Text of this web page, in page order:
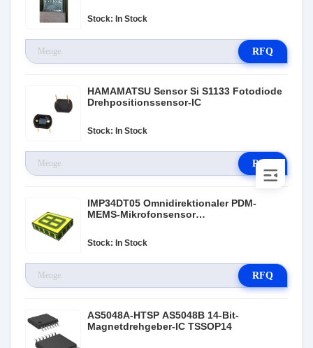
Stock: In Stock
RFQ
HAMAMATSU Sensor Si S1133 Fotodiode
Drehpositionssensor-IC
Stock: In Stock
RFQ
IMP34DT05 Omnidirektionaler PDM-
MEMS-Mikrofonsensor
Stock: In Stock
RFQ
AS5048A-HTSP AS5048B 14-Bit-
Magnetdrehgeber-IC TSSOP14